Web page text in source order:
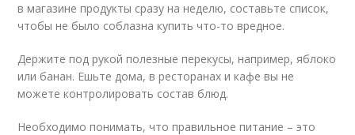
в магазине продукты сразу на неделю, составьте список,
чтобы не было соблазна купить что-то вредное.
Держите под рукой полезные перекусы, например, яблоко
или банан. Ешьте дома, в ресторанах и кафе вы не
можете контролировать состав блюд.
Необходимо понимать, что правильное питание – это